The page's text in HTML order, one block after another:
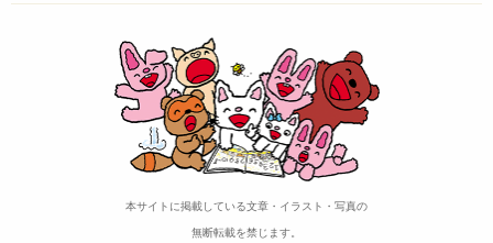
本サイトに掲載している文章・イラスト・写真の
無断転載を禁じます。